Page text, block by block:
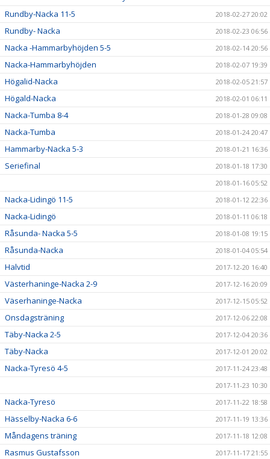
Rundby-Nacka 11-5 2018-02-27 20:02
Rundby- Nacka 2018-02-23 06:56
Nacka -Hammarbyhöjden 5-5 2018-02-14 20:56
Nacka-Hammarbyhöjden 2018-02-07 19:39
Högalid-Nacka 2018-02-05 21:57
Högald-Nacka 2018-02-01 06:11
Nacka-Tumba 8-4 2018-01-28 09:08
Nacka-Tumba 2018-01-24 20:47
Hammarby-Nacka 5-3 2018-01-21 16:36
Seriefinal
2018-01-18 17:30
2018-01-16 05:52
Nacka-Lidingö 11-5 2018-01-12 22:36
Nacka-Lidingö 2018-01-11 06:18
Råsunda- Nacka 5-5 2018-01-08 19:15
Råsunda-Nacka 2018-01-04 05:54
Halvtid 2017-12-20 16:40
Västerhaninge-Nacka 2-9 2017-12-16 20:09
Väserhaninge-Nacka 2017-12-15 05:52
Onsdagsträning 2017-12-06 22:08
Täby-Nacka 2-5 2017-12-04 20:36
Täby-Nacka 2017-12-01 20:02
Nacka-Tyresö 4-5
2017-11-24 23:48
2017-11-23 10:30
Nacka-Tyresö 2017-11-22 18:58
Hässelby-Nacka 6-6 2017-11-19 13:36
Måndagens träning 2017-11-18 12:08
Rasmus Gustafsson 2017-11-17 21:55